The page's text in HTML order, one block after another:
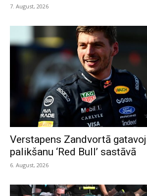
7. August, 2026
Verstapens Zandvortā
palikšanu ‘Red Bull’ sastāvā
6. August, 2026